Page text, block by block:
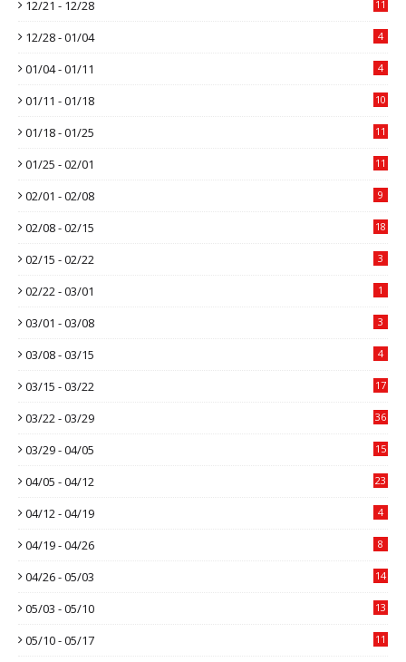
12/21 - 12/28 11
12/28 - 01/04 4
01/04 - 01/11 4
01/11 - 01/18 10
01/18 - 01/25 11
01/25 - 02/01 11
02/01 - 02/08 9
02/08 - 02/15 18
02/15 - 02/22 3
02/22 - 03/01 1
03/01 - 03/08 3
03/08 - 03/15 4
03/15 - 03/22 17
03/22 - 03/29 36
03/29 - 04/05 15
04/05 - 04/12 23
04/12 - 04/19 4
04/19 - 04/26 8
04/26 - 05/03 14
05/03 - 05/10 13
05/10 - 05/17 11